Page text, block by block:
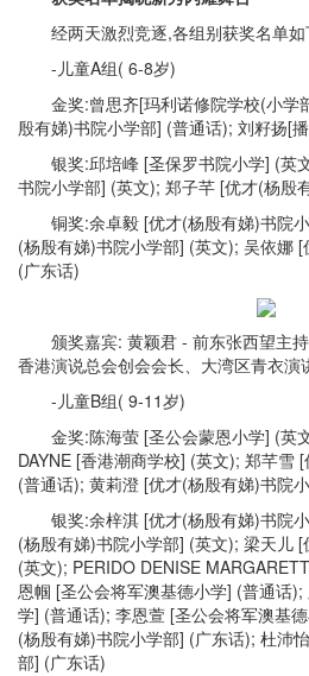
经两天激烈竞逐,各组别获奖名单如
-儿童A组( 6-8岁)
金奖:曾思齐[玛利诺修院学校(小学
殷有娣)书院小学部] (普通话); 刘籽扬[
银奖:邱培峰 [圣保罗书院小学] (英
书院小学部] (英文); 郑子芊 [优才(杨殷
铜奖:余卓毅 [优才(杨殷有娣)书院
(杨殷有娣)书院小学部] (英文); 吴依娜
(广东话)
颁奖嘉宾: 黄颖君 - 前东张西望主
香港演说总会创会会长、大湾区青衣演
-儿童B组( 9-11岁)
金奖:陈海萤 [圣公会蒙恩小学] (英
DAYNE [香港潮商学校] (英文); 郑芊雪
(普通话); 黄莉澄 [优才(杨殷有娣)书院
银奖:余梓淇 [优才(杨殷有娣)书院
(杨殷有娣)书院小学部] (英文); 梁天儿
(英文); PERIDO DENISE
恩帼 [圣公会将军澳基德小学] (普通话
学] (普通话); 李恩萱 [圣公会将军澳基
(杨殷有娣)书院小学部] (广东话); 杜沛
部] (广东话)